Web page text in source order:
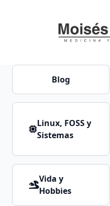
Blog
Linux, FOSS y
Sistemas
Vida y
Hobbies